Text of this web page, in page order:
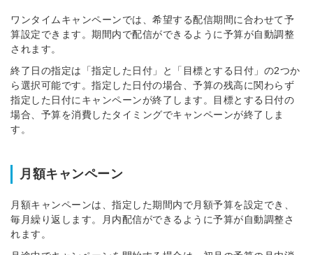
ワンタイムキャンペーンでは、希望する配信期間に合わせて予
算設定できます。期間内で配信ができるように予算が自動調整
されます。
終了日の指定は「指定した日付」と「目標とする日付」の2つか
ら選択可能です。指定した日付の場合、予算の残高に関わらず
指定した日付にキャンペーンが終了します。目標とする日付の
場合、予算を消費したタイミングでキャンペーンが終了しま
す。
月額キャンペーン
月額キャンペーンは、指定した期間内で月額予算を設定でき、
毎月繰り返します。月内配信ができるように予算が自動調整さ
れます。